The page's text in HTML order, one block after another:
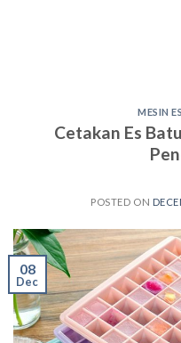
MESIN
Cetakan Es
POSTED ON
08
Dec